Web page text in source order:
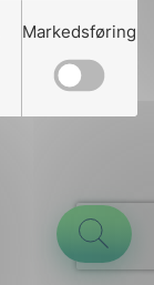
Markedsføring